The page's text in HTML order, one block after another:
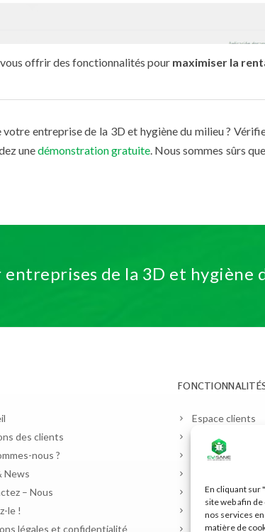
En cliquant sur
site web afin
nos services
matière de
offrir des fonctionnalités pour maximiser la
entreprise de la 3D et hygiène du milieu ?
unedémonstration gratuite . Nous sommes sûrs
de la 3D et hygiène
des clients
nous ?
News
– Nous
le !
légales et confidentialité
Espace clients
Planning et
Lutte
Gestion HACCP
Laboratoire
Entrepôts et